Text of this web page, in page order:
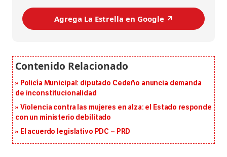
Agrega La Estrella en Google ↗️
Policía Municipal: diputado Cedeño anuncia demanda
de inconstitucionalidad
Violencia contra las mujeres en alza: el Estado responde
con un ministerio debilitado
El acuerdo legislativo PDC – PRD